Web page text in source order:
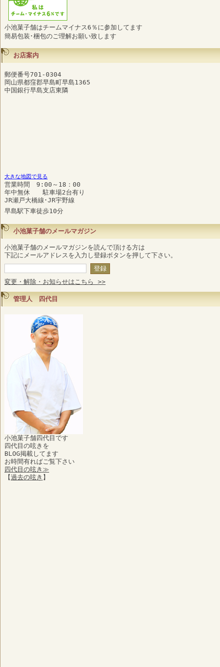
小池菓子舗はチームマイナス6％に参加してます
簡易包装･梱包のご理解お願い致します
お店案内
郵便番号701-0304
岡山県都窪郡早島町早島1365
中国銀行早島支店東隣
大きな地図で見る
営業時間 9:00～18：00
年中無休 駐車場2台有り
JR瀬戸大橋線･JR宇野線
早島駅下車徒歩10分
小池菓子舗のメールマガジン
小池菓子舗のメールマガジンを読んで頂ける方は
下記にメールアドレスを入力し登録ボタンを押して下さい。
変更・解除・お知らせはこちら >>
管理人 四代目
小池菓子舗四代目です
四代目の呟きを
BLOG掲載してます
お時間有ればご覧下さい
四代目の呟き≫
【過去の呟き 】